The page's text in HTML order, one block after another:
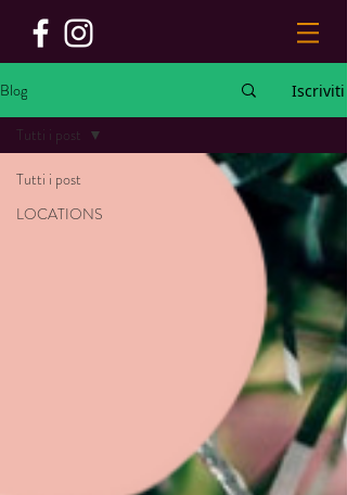
Blog Iscriviti
Tutti i post
LOCATIONS
Tutti i post